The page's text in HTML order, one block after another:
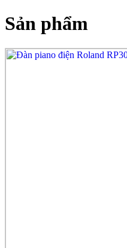
Sản phẩm